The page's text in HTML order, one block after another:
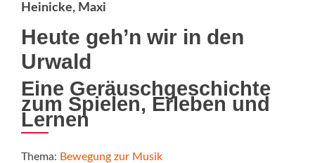
Heinicke, Maxi
Heute geh’n wir in den
Urwald
Eine Geräuschgeschichte
zum Spielen, Erleben und
Lernen
Thema: Bewegung zur Musik